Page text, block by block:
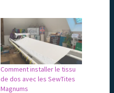
Comment installer le tissu
de dos avec les SewTites
Magnums